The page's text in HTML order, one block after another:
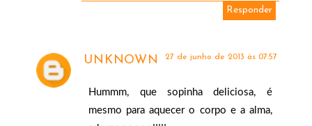
Responder
UNKNOWN 27 de junho de 2013 às 07:57
Hummm, que sopinha deliciosa, é
mesmo para aquecer o corpo e a alma,